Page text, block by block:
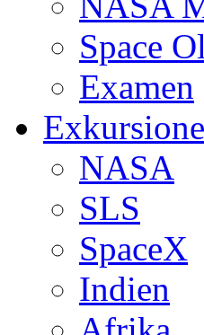
Space
Examen
NASA
SLS
SpaceX
Indien